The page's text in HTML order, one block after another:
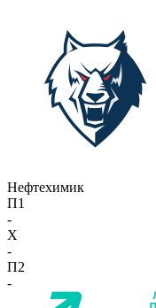
Нефтехимик
П1
-
X
-
П2
-